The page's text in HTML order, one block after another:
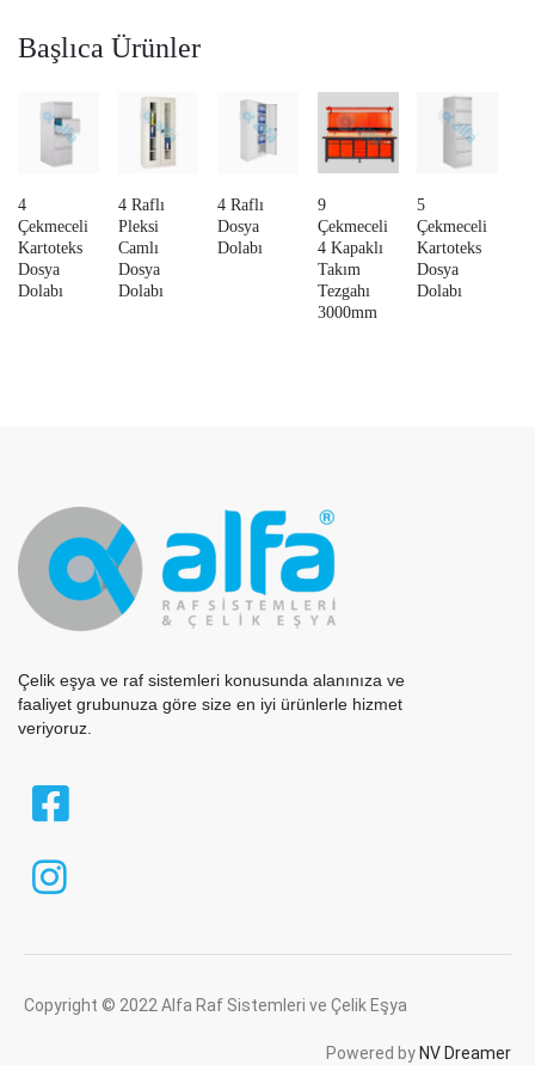
Başlıca Ürünler
4
Çekmeceli
Kartoteks
Dosya
Dolabı
4 Raflı
Pleksi
Camlı
Dosya
Dolabı
4 Raflı
Dosya
Dolabı
9
Çekmeceli
4 Kapaklı
Takım
Tezgahı
3000mm
5
Çekmeceli
Kartoteks
Dosya
Dolabı
Çelik eşya ve raf sistemleri konusunda alanınıza ve
faaliyet grubunuza göre size en iyi ürünlerle hizmet
veriyoruz.
Copyright © 2022 Alfa Raf Sistemleri ve Çelik Eşya
Powered by NV Dreamer